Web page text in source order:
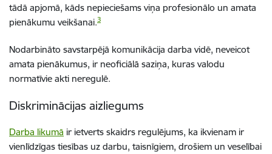
tādā apjomā, kāds nepieciešams viņa profesionālo un amata
pienākumu veikšanai.3
Nodarbināto savstarpējā komunikācija darba vidē, neveicot
amata pienākumus, ir neoficiālā saziņa, kuras valodu
normatīvie akti neregulē.
Diskriminācijas aizliegums
Darba likumā ir ietverts skaidrs regulējums, ka ikvienam ir
vienlīdzīgas tiesības uz darbu, taisnīgiem, drošiem un veselībai